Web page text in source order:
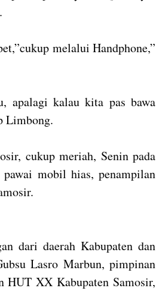
melalui Handphone,”
apalagi kalau kita pas bawa
Limbong.
cukup meriah, Senin pada
mobil hias, penampilan
dari daerah Kabupaten dan
Lasro Marbun, pimpinan
HUT XX Kabupaten Samosir,